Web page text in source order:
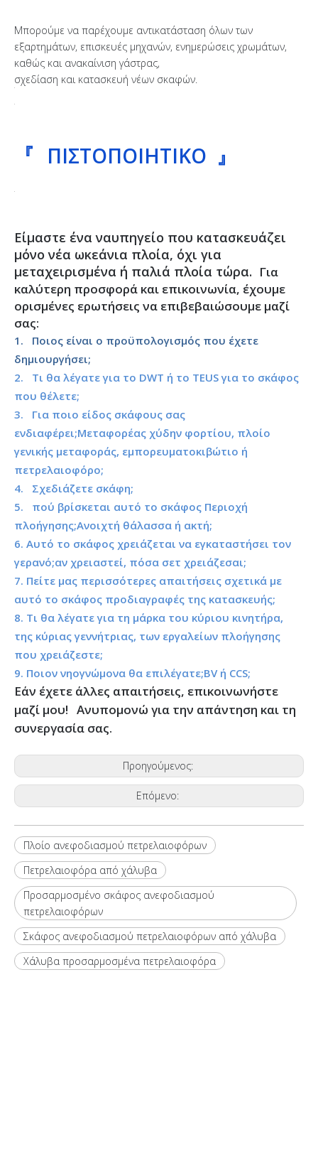
Μπορούμε να παρέχουμε αντικατάσταση όλων των
εξαρτημάτων, επισκευές μηχανών, ενημερώσεις χρωμάτων,
καθώς και ανακαίνιση γάστρας,
σχεδίαση και κατασκευή νέων σκαφών.
『 ΠΙΣΤΟΠΟΙΗΤΙΚΟ 』
Είμαστε ένα ναυπηγείο που κατασκευάζει
μόνο νέα ωκεάνια πλοία, όχι για
μεταχειρισμένα ή παλιά πλοία τώρα. Για
καλύτερη προσφορά και επικοινωνία, έχουμε
ορισμένες ερωτήσεις να επιβεβαιώσουμε μαζί
σας:
1. Ποιος είναι ο προϋπολογισμός που έχετε
δημιουργήσει;
2. Τι θα λέγατε για το DWT ή το TEUS για το σκάφος
που θέλετε;
3. Για ποιο είδος σκάφους σας
ενδιαφέρει;Μεταφορέας χύδην φορτίου, πλοίο
γενικής μεταφοράς, εμπορευματοκιβώτιο ή
πετρελαιοφόρο;
4. Σχεδιάζετε σκάφη;
5. πού βρίσκεται αυτό το σκάφος Περιοχή
πλοήγησης;Ανοιχτή θάλασσα ή ακτή;
6. Αυτό το σκάφος χρειάζεται να εγκαταστήσει τον
γερανό;αν χρειαστεί, πόσα σετ χρειάζεσαι;
7. Πείτε μας περισσότερες απαιτήσεις σχετικά με
αυτό το σκάφος προδιαγραφές της κατασκευής;
8. Τι θα λέγατε για τη μάρκα του κύριου κινητήρα,
της κύριας γεννήτριας, των εργαλείων πλοήγησης
που χρειάζεστε;
9. Ποιον νηογνώμονα θα επιλέγατε;BV ή CCS;
Εάν έχετε άλλες απαιτήσεις, επικοινωνήστε
μαζί μου! Ανυπομονώ για την απάντηση και τη
συνεργασία σας.
Προηγούμενος:
Επόμενο:
Πλοίο ανεφοδιασμού πετρελαιοφόρων
Πετρελαιοφόρα από χάλυβα
Προσαρμοσμένο σκάφος ανεφοδιασμού
πετρελαιοφόρων
Σκάφος ανεφοδιασμού πετρελαιοφόρων από χάλυβα
Χάλυβα προσαρμοσμένα πετρελαιοφόρα